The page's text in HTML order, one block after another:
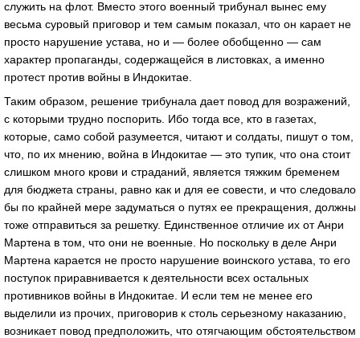
служить на флот. Вместо этого военный трибунал вынес ему
весьма суровый приговор и тем самым показал, что он карает не
просто нарушение устава, но и — более обобщенно — сам
характер пропаганды, содержащейся в листовках, а именно
протест против войны в Индокитае.
Таким образом, решение трибунала дает повод для возражений,
с которыми трудно поспорить. Ибо тогда все, кто в газетах,
которые, само собой разумеется, читают и солдаты, пишут о том,
что, по их мнению, война в Индокитае — это тупик, что она стоит
слишком много крови и страданий, является тяжким бременем
для бюджета страны, равно как и для ее совести, и что следовало
бы по крайней мере задуматься о путях ее прекращения, должны
тоже отправиться за решетку. Единственное отличие их от Анри
Мартена в том, что они не военные. Но поскольку в деле Анри
Мартена карается не просто нарушение воинского устава, то его
поступок приравнивается к деятельности всех остальных
противников войны в Индокитае. И если тем не менее его
выделили из прочих, приговорив к столь серьезному наказанию,
возникает повод предположить, что отягчающим обстоятельством